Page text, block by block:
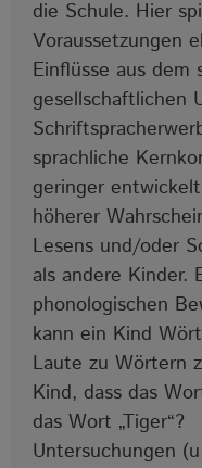
die Schule. Hier
Voraussetzungen
Einflüsse aus dem
gesellschaftlichen
sprachliche
geringer
höherer
Lesens und/oder
als andere Kinder.
phonologischen
kann ein Kind
Laute zu Wörtern
Kind, dass das
das Wort „Tiger“?
Untersuchungen